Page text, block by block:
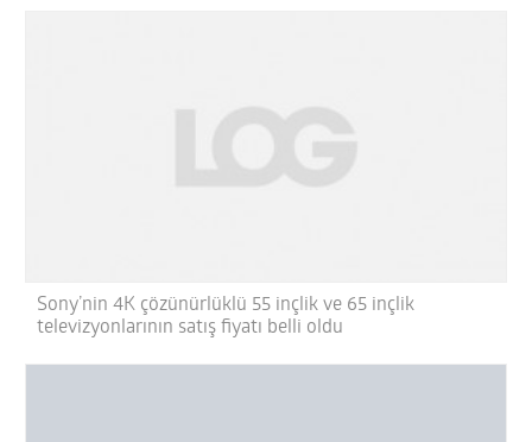
Sony’nin 4K çözünürlüklü 55 inçlik ve 65 inçlik
televizyonlarının satış fiyatı belli oldu